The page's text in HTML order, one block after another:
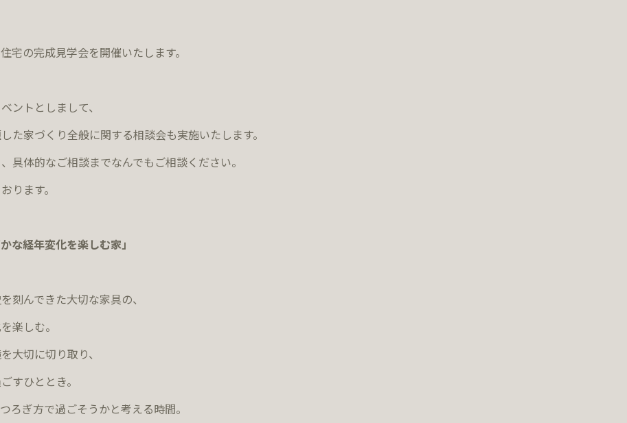
宅の完成見学会を開催いたします。
ントとしまして、
た家づくり全般に関する相談会も実施いたします。
具体的なご相談までなんでもご相談ください。
ります。
な経年変化を楽しむ家」
刻んできた大切な家具の、
楽しむ。
大切に切り取り、
すひととき。
ろぎ方で過ごそうかと考える時間。